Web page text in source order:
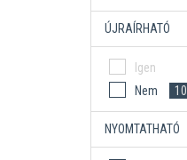
ÚJRAÍRHATÓ
Igen
Nem
10
NYOMTATHATÓ